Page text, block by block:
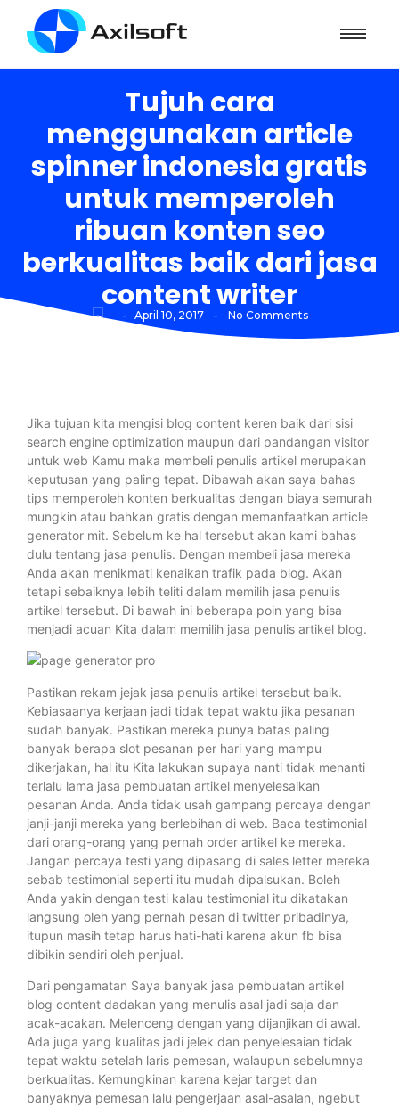
Tujuh cara
menggunakan article
spinner indonesia gratis
untuk memperoleh
ribuan konten seo
berkualitas baik dari jasa
content writer
- April 10, 2017 - No Comments
Jika tujuan kita mengisi blog content keren baik dari sisi
search engine optimization maupun dari pandangan visitor
untuk web Kamu maka membeli penulis artikel merupakan
keputusan yang paling tepat. Dibawah akan saya bahas
tips memperoleh konten berkualitas dengan biaya semurah
mungkin atau bahkan gratis dengan memanfaatkan article
generator mit. Sebelum ke hal tersebut akan kami bahas
dulu tentang jasa penulis. Dengan membeli jasa mereka
Anda akan menikmati kenaikan trafik pada blog. Akan
tetapi sebaiknya lebih teliti dalam memilih jasa penulis
artikel tersebut. Di bawah ini beberapa poin yang bisa
menjadi acuan Kita dalam memilih jasa penulis artikel blog.
Pastikan rekam jejak jasa penulis artikel tersebut baik.
Kebiasaanya kerjaan jadi tidak tepat waktu jika pesanan
sudah banyak. Pastikan mereka punya batas paling
banyak berapa slot pesanan per hari yang mampu
dikerjakan, hal itu Kita lakukan supaya nanti tidak menanti
terlalu lama jasa pembuatan artikel menyelesaikan
pesanan Anda. Anda tidak usah gampang percaya dengan
janji-janji mereka yang berlebihan di web. Baca testimonial
dari orang-orang yang pernah order artikel ke mereka.
Jangan percaya testi yang dipasang di sales letter mereka
sebab testimonial seperti itu mudah dipalsukan. Boleh
Anda yakin dengan testi kalau testimonial itu dikatakan
langsung oleh yang pernah pesan di twitter pribadinya,
itupun masih tetap harus hati-hati karena akun fb bisa
dibikin sendiri oleh penjual.
Dari pengamatan Saya banyak jasa pembuatan artikel
blog content dadakan yang menulis asal jadi saja dan
acak-acakan. Melenceng dengan yang dijanjikan di awal.
Ada juga yang kualitas jadi jelek dan penyelesaian tidak
tepat waktu setelah laris pemesan, walaupun sebelumnya
berkualitas. Kemungkinan karena kejar target dan
banyaknya pemesan lalu pengerjaan asal-asalan, ngebut